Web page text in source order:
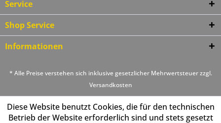
Service
Shop Service
Informationen
* Alle Preise verstehen sich inklusive gesetzlicher Mehrwertsteuer zzgl.
Versandkosten
Diese Website benutzt Cookies, die für den technischen
Betrieb der Website erforderlich sind und stets gesetzt